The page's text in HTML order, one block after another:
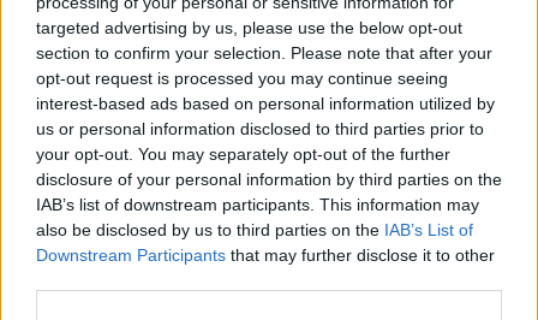
targeted advertising by us, please use the below opt-out
section to confirm your selection. Please note that after your
opt-out request is processed you may continue seeing
interest-based ads based on personal information utilized by
us or personal information disclosed to third parties prior to
your opt-out. You may separately opt-out of the further
disclosure of your personal information by third parties on the
IAB’s list of downstream participants. This information may
also be disclosed by us to third parties on the IAB’s List of
Downstream Participants that may further disclose it to other